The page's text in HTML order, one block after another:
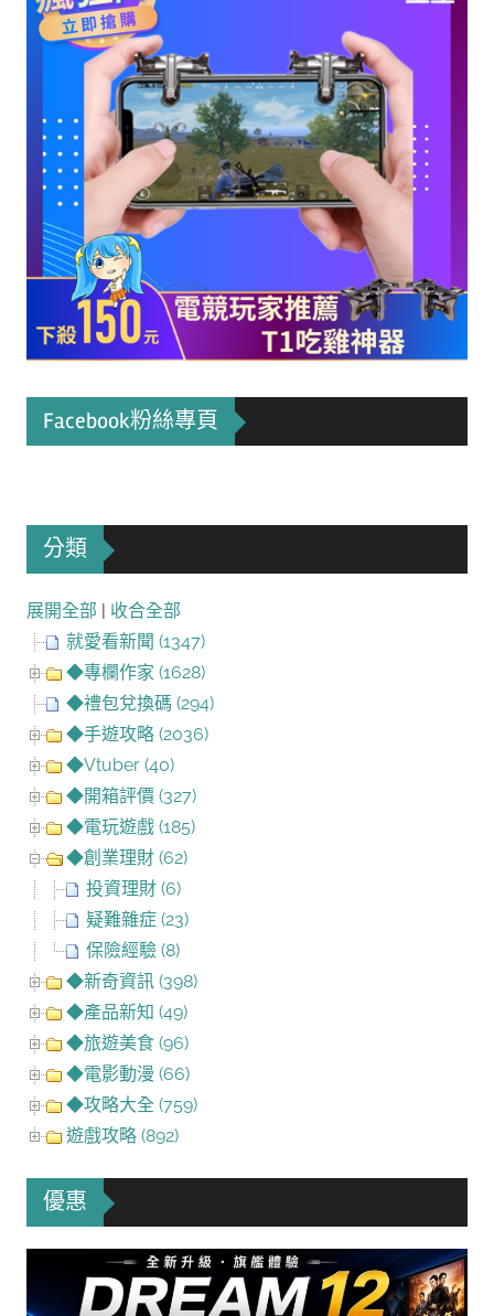
Facebook粉絲專頁
分類
展開全部 | 收合全部
就愛看新聞 (1347)
◆專欄作家 (1628)
◆禮包兌換碼 (294)
◆手遊攻略 (2036)
◆Vtuber (40)
◆開箱評價 (327)
◆電玩遊戲 (185)
◆創業理財 (62)
投資理財 (6)
疑難雜症 (23)
保險經驗 (8)
◆新奇資訊 (398)
◆產品新知 (49)
◆旅遊美食 (96)
◆電影動漫 (66)
◆攻略大全 (759)
遊戲攻略 (892)
優惠